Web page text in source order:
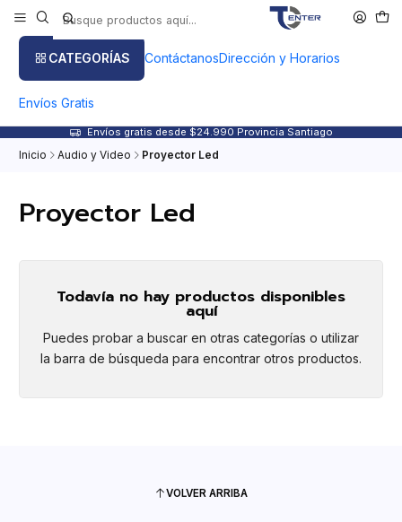
CATEGORÍAS ContáctanosDirección y Horarios
Envíos Gratis
Envíos gratis desde $24.990 Provincia Santiago
Inicio Audio y Video Proyector Led
Proyector Led
Todavía no hay productos disponibles
aquí
Puedes probar a buscar en otras categorías o utilizar
la barra de búsqueda para encontrar otros productos.
VOLVER ARRIBA